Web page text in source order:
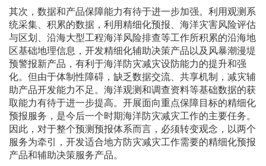
其次，数据和产品保障能力有待于进一步加强。利用观测系
统采集、积累的数据，利用精细化预报、海洋灾害风险评估
与区划、沿海大型工程海洋风险排查等工作所积累的沿海地
区基础地理信息，开发精细化辅助决策产品以及风暴潮漫堤
预警报新产品，有利于海洋防灾减灾设防能力的提升和强
化。但由于体制性障碍，缺乏数据交流、共享机制，减灾辅
助产品开发能力不足。海洋观测和调查资料等基础数据的获
取能力有待于进一步提高。开展面向重点保障目标的精细化
预报服务，是今后一个时期海洋防灾减灾工作的主要任务。
因此，对于整个预测预报体系而言，必须转变观念，以两个
服务为牵引，开发适合地方防灾减灾工作需要的精细化预报
产品和辅助决策服务产品。